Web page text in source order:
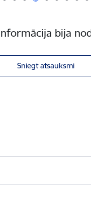
bija
Sniegt atsauksmi